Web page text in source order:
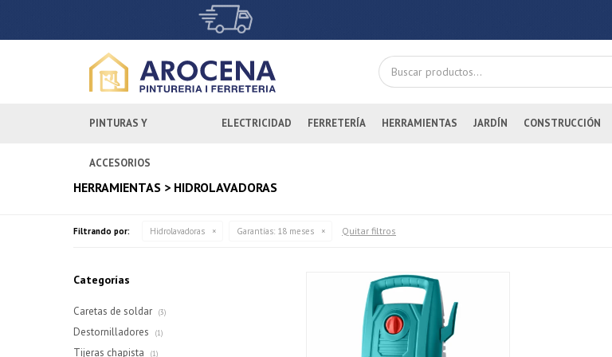
PINTURAS Y
ACCESORIOS
ELECTRICIDAD FERRETERÍA HERRAMIENTAS JARDÍN CONSTRUCCIÓN
HERRAMIENTAS > HIDROLAVADORAS
Filtrando por: Hidrolavadoras Garantías: 18 meses Quitar filtros
Categorías
Caretas de soldar (3)
Destornilladores (1)
Tijeras chapista (1)